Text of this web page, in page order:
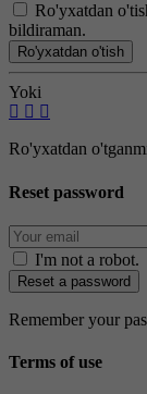
Ro'yxatdan
bildiraman.
Ro'yxatdan o'tish
Yoki
Ro'yxatdan
Reset password
I'm not a robot.
Reset a password
Remember your
Terms of use